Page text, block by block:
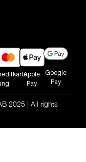
Apple
Pay
Google
Pay
2025 | All rights